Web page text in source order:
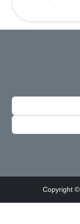
Copyright ©